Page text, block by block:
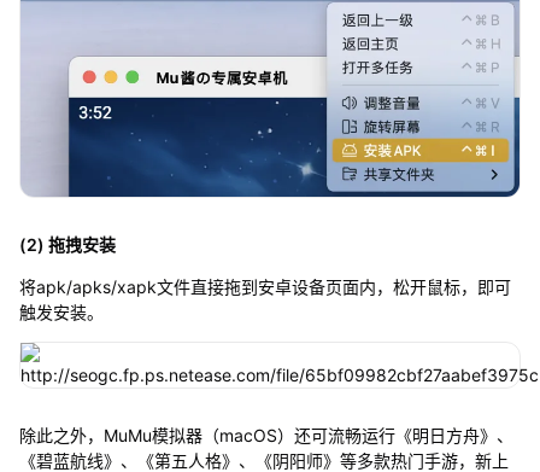
(2) 拖拽安装
将apk/apks/xapk文件直接拖到安卓设备页面内，松开鼠标，即可
触发安装。
除此之外，MuMu模拟器（macOS）还可流畅运行《明日方舟》、
《碧蓝航线》、《第五人格》、《阴阳师》等多款热门手游，新上